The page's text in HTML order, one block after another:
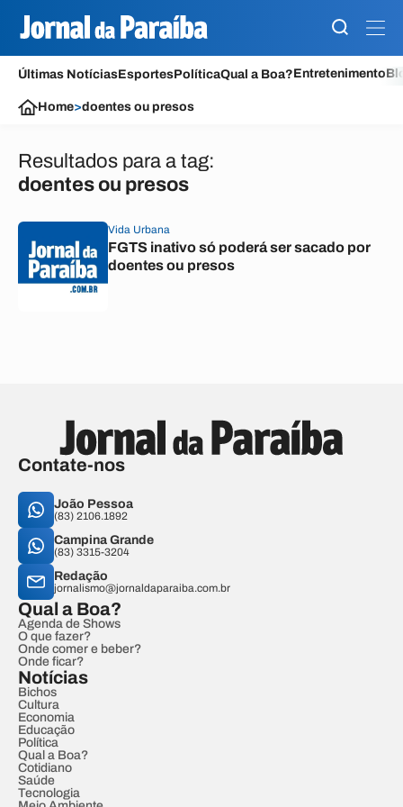
Últimas NotíciasEsportesPolíticaQual a Boa?Entretenimento
Home>doentes ou presos
Resultados para a tag:
doentes ou presos
Vida Urbana
FGTS inativo só poderá ser sacado por
doentes ou presos
Contate-nos
João Pessoa
(83) 2106.1892
Campina Grande
(83) 3315-3204
Redação
jornalismo@jornaldaparaiba.com.br
Qual a Boa?
Agenda de Shows
O que fazer?
Onde comer e beber?
Onde ficar?
Notícias
Bichos
Cultura
Economia
Educação
Política
Qual a Boa?
Cotidiano
Saúde
Tecnologia